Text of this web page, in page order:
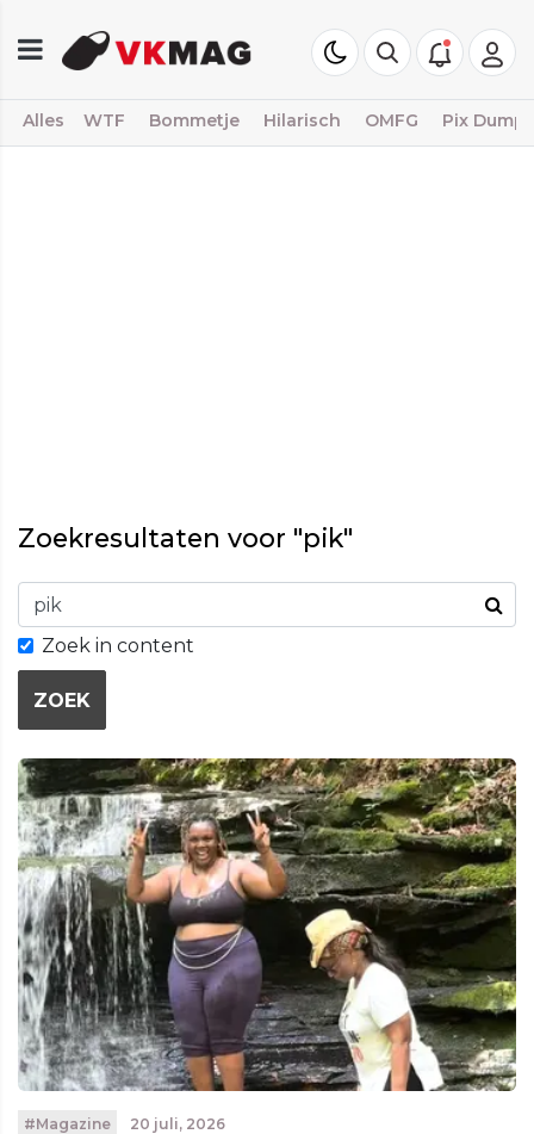
Alles WTF Bommetje Hilarisch OMFG Pix Dump
Zoekresultaten voor "pik"
Zoek in content
ZOEK
#Magazine 20 juli, 2026